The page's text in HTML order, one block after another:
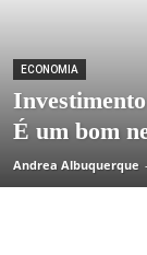
ECONOMIA
É um bom
Andrea Albuquerque